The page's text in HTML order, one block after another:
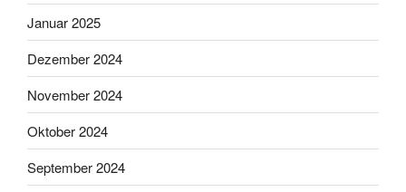
Januar 2025
Dezember 2024
November 2024
Oktober 2024
September 2024